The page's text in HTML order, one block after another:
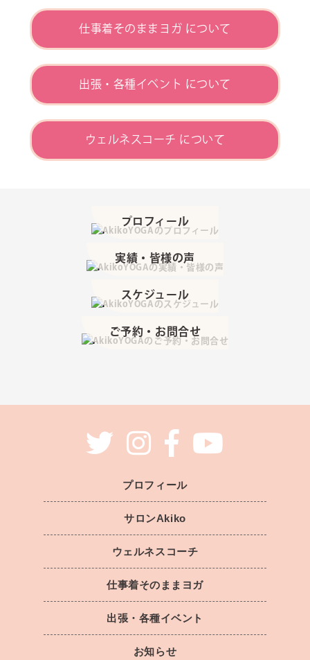
仕事着そのままヨガ について
出張・各種イベント について
ウェルネスコーチ について
プロフィール
実績・皆様の声
スケジュール
ご予約・お問合せ
プロフィール
サロンAkiko
ウェルネスコーチ
仕事着そのままヨガ
出張・各種イベント
お知らせ